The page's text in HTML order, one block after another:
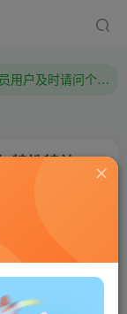
本站已开启QQ微信快速登录 ,拥有本站会员用户及时请问个人中心绑定！
本站已开启QQ微信快速登录 ,拥有本站会员用户及时请问个人中心绑定！
特性特效